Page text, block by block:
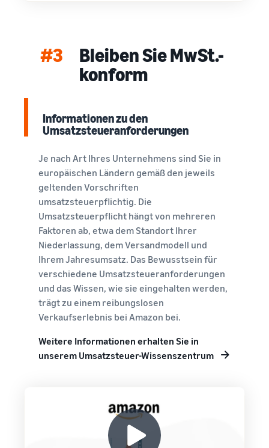
#3
Bleiben Sie MwSt.-
konform
Informationen zu den
Umsatzsteueranforderungen
Je nach Art Ihres Unternehmens sind Sie in
europäischen Ländern gemäß den jeweils
geltenden Vorschriften
umsatzsteuerpflichtig. Die
Umsatzsteuerpflicht hängt von mehreren
Faktoren ab, etwa dem Standort Ihrer
Niederlassung, dem Versandmodell und
Ihrem Jahresumsatz. Das Bewusstsein für
verschiedene Umsatzsteueranforderungen
und das Wissen, wie sie eingehalten werden,
trägt zu einem reibungslosen
Verkaufserlebnis bei Amazon bei.
Weitere Informationen erhalten Sie in
unserem Umsatzsteuer-Wissenszentrum